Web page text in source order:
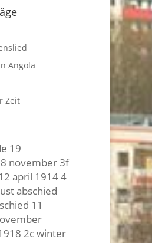
Angola
Zeit
19
8 november3f
april 19144
abschied
11
2c winter